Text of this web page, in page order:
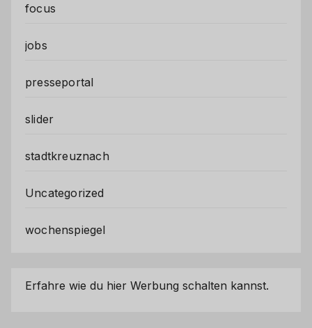
focus
jobs
presseportal
slider
stadtkreuznach
Uncategorized
wochenspiegel
Erfahre wie du hier Werbung schalten kannst.